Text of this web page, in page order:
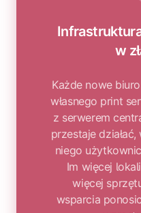
w
Każde nowe
własnego print
z serwerem
przestaje
niego
Im więcej
więcej
wsparcia